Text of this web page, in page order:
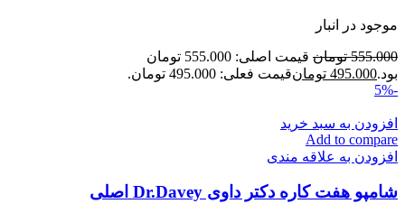
موجود در انبار
555.000 تومان
قیمت اصلی: 555.000 تومان
بود.495.000 تومانقیمت فعلی: 495.000 تومان.
-5%
افزودن به سبد خرید
Add to compare
افزودن به علاقه مندی
شامپو هفت کاره دکتر داوی Dr.Davey اصلی